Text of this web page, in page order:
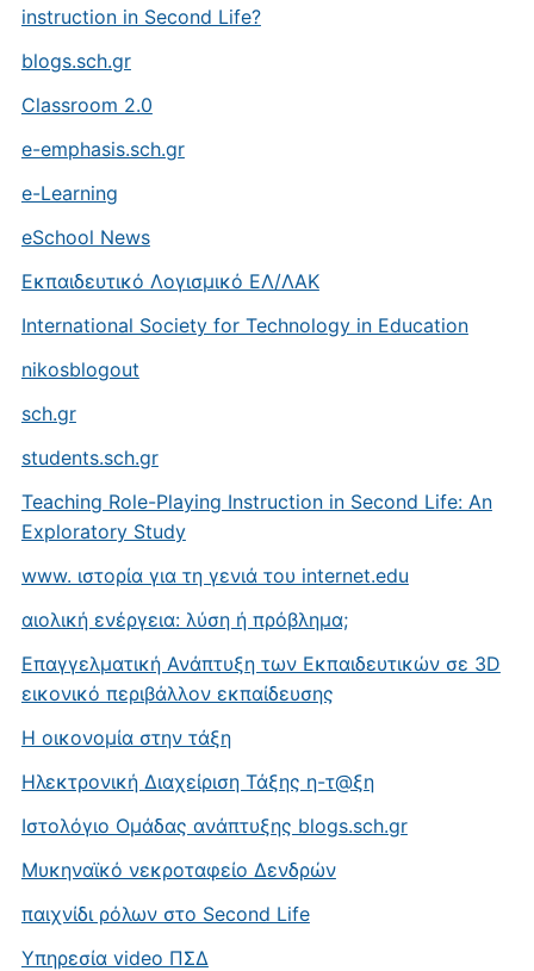
instruction in Second Life?
blogs.sch.gr
Classroom 2.0
e-emphasis.sch.gr
e-Learning
eSchool News
Eκπαιδευτικό Λογισμικό ΕΛ/ΛΑΚ
International Society for Technology in Education
nikosblogout
sch.gr
students.sch.gr
Teaching Role-Playing Instruction in Second Life: An
Exploratory Study
www. ιστορία για τη γενιά του internet.edu
αιολική ενέργεια: λύση ή πρόβλημα;
Επαγγελματική Ανάπτυξη των Εκπαιδευτικών σε 3D
εικονικό περιβάλλον εκπαίδευσης
Η οικονομία στην τάξη
Ηλεκτρονική Διαχείριση Τάξης η-τ@ξη
Ιστολόγιο Ομάδας ανάπτυξης blogs.sch.gr
Μυκηναϊκό νεκροταφείο Δενδρών
παιχνίδι ρόλων στο Second Life
Υπηρεσία video ΠΣΔ